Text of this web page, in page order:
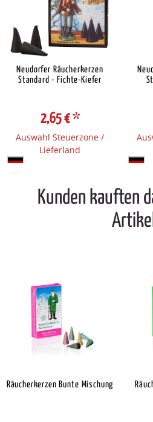
Neudorfer Räucherkerzen
Standard - Fichte-Kiefer
2,65 €*
Auswahl Steuerzone /
Lieferland
Kunden kauften
Räucherkerzen Bunte Mischung